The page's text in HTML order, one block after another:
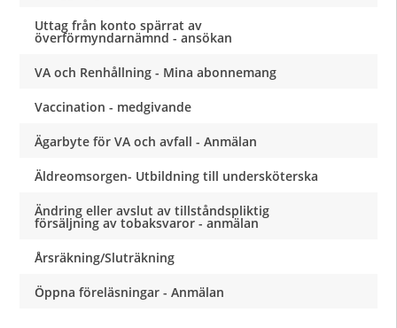
Uttag från konto spärrat av
överförmyndarnämnd - ansökan
VA och Renhållning - Mina abonnemang
Vaccination - medgivande
Ägarbyte för VA och avfall - Anmälan
Äldreomsorgen- Utbildning till undersköterska
Ändring eller avslut av tillståndspliktig
försäljning av tobaksvaror - anmälan
Årsräkning/Sluträkning
Öppna föreläsningar - Anmälan